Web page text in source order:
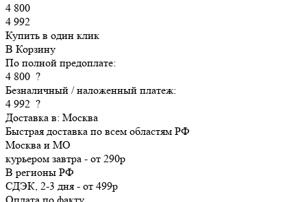
4 800
4 992
Купить в один клик
В Корзину
По полной предоплате:
4 800 ?
Безналичный / наложенный платеж:
4 992 ?
Доставка в: Москва
Быстрая доставка по всем областям РФ
Москва и МО
курьером завтра - от 290р
В регионы РФ
СДЭК, 2-3 дня - от 499р